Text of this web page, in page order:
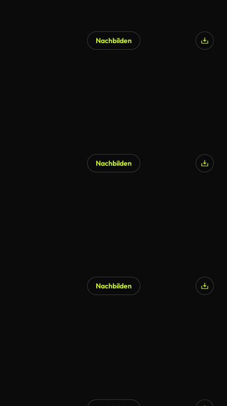
Nachbilden
Nachbilden
Nachbilden